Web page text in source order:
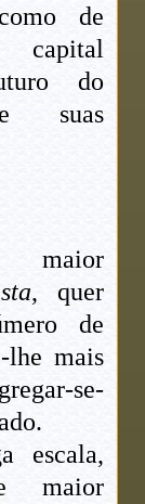
de
capital
do
suas
, quer
de
lhe mais
se-
escala,
maior